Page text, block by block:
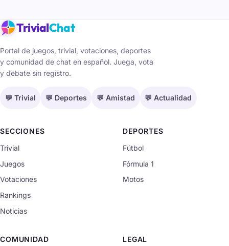
TrivialChat
Portal de juegos, trivial, votaciones, deportes
y comunidad de chat en español. Juega, vota
y debate sin registro.
💬 Trivial 💬 Deportes 💬 Amistad 💬 Actualidad
SECCIONES
Trivial
Juegos
Votaciones
Rankings
Noticias
DEPORTES
Fútbol
Fórmula 1
Motos
COMUNIDAD LEGAL